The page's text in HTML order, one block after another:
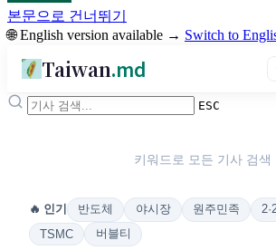
본문으로 건너뛰기
🌐 English version available → Switch to
Taiwan.md
ESC
키워드로 모든 기사 검색
🔥 인기 반도체 야시장 원주민족
TSMC
버블티